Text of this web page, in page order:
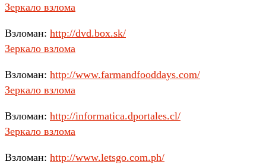
Зеркало взлома
Взломан: http://dvd.box.sk/
Зеркало взлома
Взломан: http://www.farmandfooddays.com/
Зеркало взлома
Взломан: http://informatica.dportales.cl/
Зеркало взлома
Взломан: http://www.letsgo.com.ph/